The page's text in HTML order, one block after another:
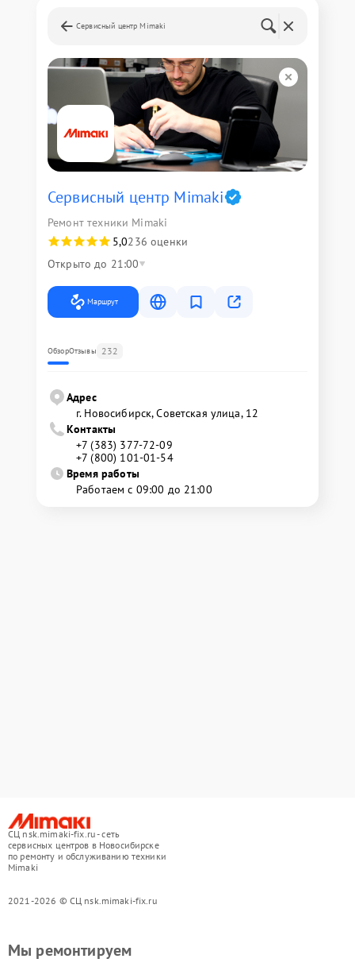
Сервисный центр Mimaki
Сервисный центр Mimaki
Ремонт техники Mimaki
5,0236 оценки
Открыто до 21:00
Маршрут
ОбзорОтзывы 232
Адрес
г. Новосибирск, Советская улица, 12
Контакты
+7 (383) 377-72-09
+7 (800) 101-01-54
Время работы
Работаем с 09:00 до 21:00
СЦ nsk.mimaki-fix.ru - сеть
сервисных центров в Новосибирске
по ремонту и обслуживанию техники
Mimaki
2021-2026 © СЦ nsk.mimaki-fix.ru
Мы ремонтируем